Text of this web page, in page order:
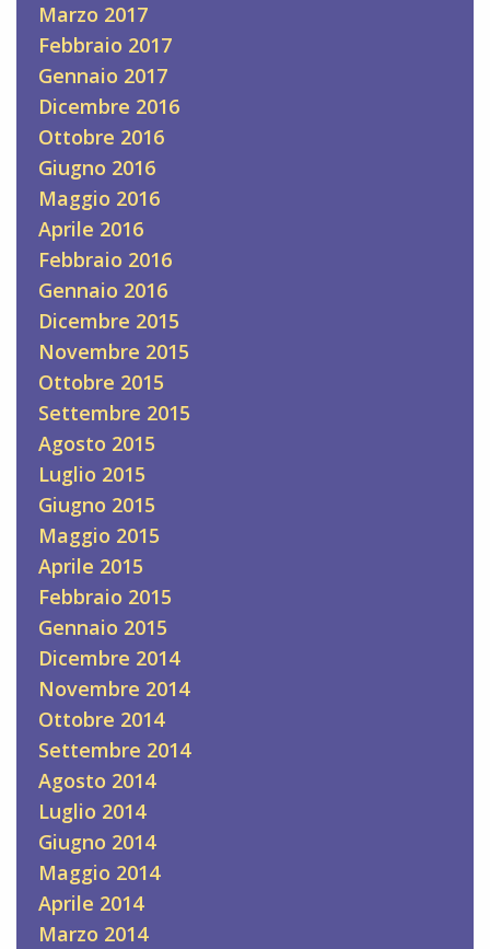
Marzo 2017
Febbraio 2017
Gennaio 2017
Dicembre 2016
Ottobre 2016
Giugno 2016
Maggio 2016
Aprile 2016
Febbraio 2016
Gennaio 2016
Dicembre 2015
Novembre 2015
Ottobre 2015
Settembre 2015
Agosto 2015
Luglio 2015
Giugno 2015
Maggio 2015
Aprile 2015
Febbraio 2015
Gennaio 2015
Dicembre 2014
Novembre 2014
Ottobre 2014
Settembre 2014
Agosto 2014
Luglio 2014
Giugno 2014
Maggio 2014
Aprile 2014
Marzo 2014